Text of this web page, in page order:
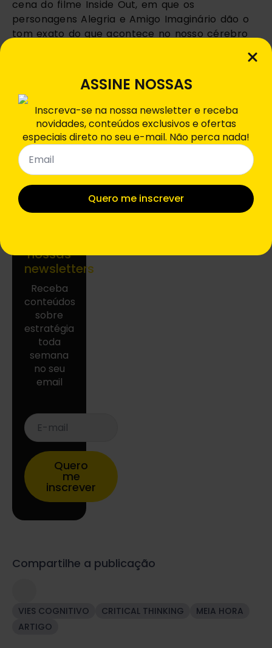
cena do filme Inside Out, em que os
personagens Alegria e Amigo Imaginário dão o
tom exato do que acontece no nosso cérebro
bastante nosso julgamento sobre todas as
coisas.
Sim, qualquer semelhança com a internet não é
mera coincidência.
nossas
newsletters
Receba
conteúdos
sobre
estratégia
toda
semana
no seu
email
E-
mail
*
Quero
me
inscrever
Compartilhe a publicação
VIES COGNITIVO CRITICAL THINKING
MEIA HORA
ARTIGO
ASSINE NOSSAS
Inscreva-se na nossa newsletter e receba
novidades, conteúdos exclusivos e ofertas
especiais direto no seu e-mail. Não perca nada!
Email
*
Quero me inscrever